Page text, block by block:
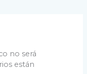
no será
están